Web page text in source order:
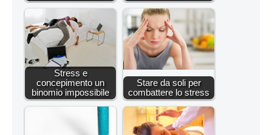
Stress e
concepimento un
binomio impossibile
Stare da soli per
combattere lo stress